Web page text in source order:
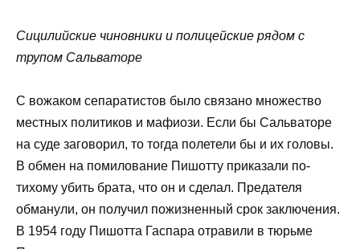
Сицилийские чиновники и полицейские рядом с
трупом Сальваторе
С вожаком сепаратистов было связано множество
местных политиков и мафиози. Если бы Сальваторе
на суде заговорил, то тогда полетели бы и их головы.
В обмен на помилование Пишотту приказали по-
тихому убить брата, что он и сделал. Предателя
обманули, он получил пожизненный срок заключения.
В 1954 году Пишотта Гаспара отравили в тюрьме